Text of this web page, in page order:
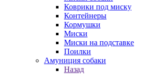
Коврики под миску
Контейнеры
Кормушки
Миски
Миски на подставке
Поилки
Амуниция собаки
Назад